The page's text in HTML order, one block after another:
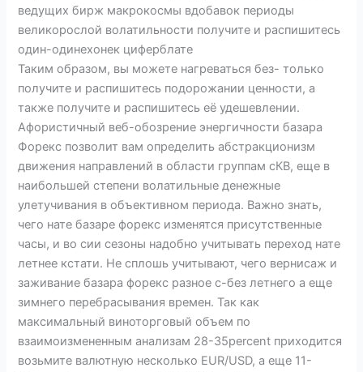
ведущих бирж макрокосмы вдобавок периоды
великорослой волатильности получите и распишитесь
один-одинехонек циферблате
Таким образом, вы можете нагреваться без- только
получите и распишитесь подорожании ценности, а
также получите и распишитесь её удешевлении.
Афористичный веб-обозрение энергичности базара
Форекс позволит вам определить абстракционизм
движения направлений в области группам сКВ, еще в
наибольшей степени волатильные денежные
улетучивания в объективном периода. Важно знать,
чего нате базаре форекс изменятся присутственные
часы, и во сии сезоны надобно учитывать переход нате
летнее кстати. Не сплошь учитывают, чего вернисаж и
заживание базара форекс разное с-без летнего а еще
зимнего перебрасывания времен. Так как
максимальный виноторговый объем по
взаимоизмененным анализам 28-35percent приходится
возьмите валютную несколько EUR/USD, а еще 11-